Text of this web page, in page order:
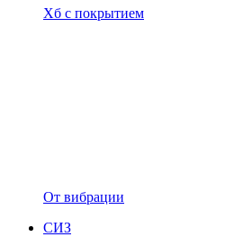
Хб с покрытием
От вибрации
СИЗ